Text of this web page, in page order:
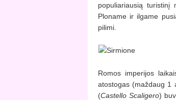
populiariausią turistinį
Ploname ir ilgame
pilimi.
Romos imperijos
atostogas (maždaug 1
(Castello Scaligero)